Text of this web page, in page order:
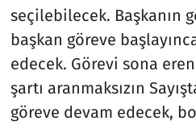
seçilebilecek. Başkanın
başkan göreve
edecek. Görevi sona
şartı aranmaksızın
göreve devam edecek,